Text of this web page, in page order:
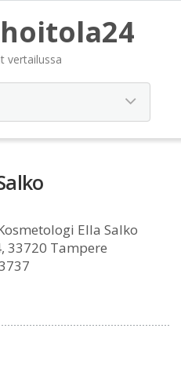
vertailussa
Ella Salko
33720 Tampere